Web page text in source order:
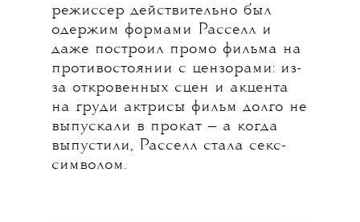
режиссер действительно был
одержим формами Расселл и
даже построил промо фильма на
противостоянии с цензорами: из-
за откровенных сцен и акцента
на груди актрисы фильм долго не
выпускали в прокат — а когда
выпустили, Расселл стала секс-
символом.